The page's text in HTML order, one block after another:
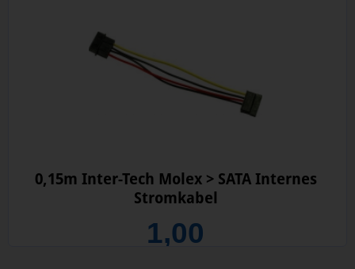
0,15m Inter-Tech Molex > SATA Internes
Stromkabel
1,00